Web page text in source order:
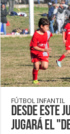
FÚTBOL INFANTIL
Desde este
jugará el